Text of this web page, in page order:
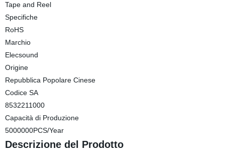
Tape and Reel
Specifiche
RoHS
Marchio
Elecsound
Origine
Repubblica Popolare Cinese
Codice SA
8532211000
Capacità di Produzione
5000000PCS/Year
Descrizione del Prodotto